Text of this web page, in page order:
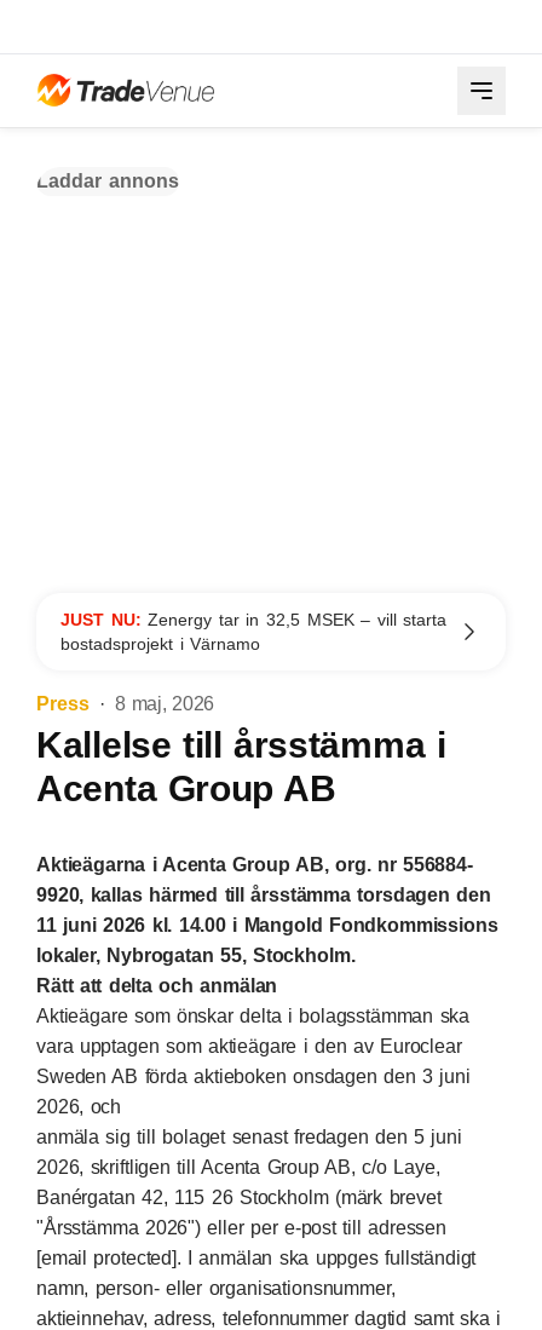
Laddar annons
JUST NU:Zenergy tar in 32,5 MSEK – vill starta
bostadsprojekt i Värnamo
Press 8 maj, 2026
Kallelse till årsstämma i
Acenta Group AB
Aktieägarna i Acenta Group AB, org. nr 556884-
9920, kallas härmed till årsstämma torsdagen den
11 juni 2026 kl. 14.00 i Mangold Fondkommissions
lokaler, Nybrogatan 55, Stockholm.
Rätt att delta och anmälan
Aktieägare som önskar delta i bolagsstämman ska
vara upptagen som aktieägare i den av Euroclear
Sweden AB förda aktieboken onsdagen den 3 juni
2026, och
anmäla sig till bolaget senast fredagen den 5 juni
2026, skriftligen till Acenta Group AB, c/o Laye,
Banérgatan 42, 115 26 Stockholm (märk brevet
"Årsstämma 2026") eller per e-post till adressen
[email protected]. I anmälan ska uppges fullständigt
namn, person- eller organisationsnummer,
aktieinnehav, adress, telefonnummer dagtid samt ska i